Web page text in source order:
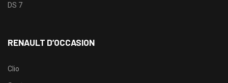
DS 7
RENAULT D’OCCASION
Clio